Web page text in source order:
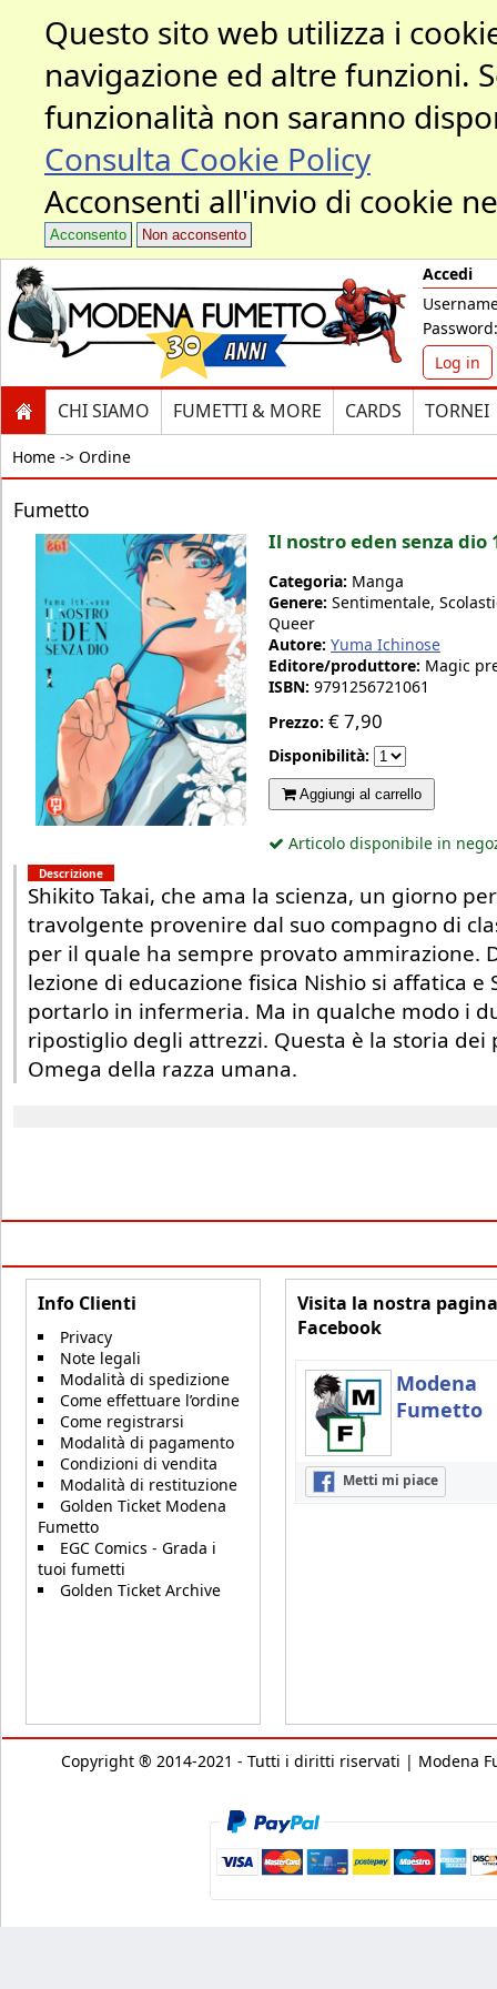
Questo sito web utilizza i
navigazione ed altre funzioni.
funzionalità non saranno
Consulta Cookie Policy
Acconsenti all'invio di cookie
Acconsento Non acconsento
Accedi
Password:
Log in
CHI SIAMO FUMETTI & MORE CARDS TORNEI
Home -> Ordine
Fumetto
Il nostro eden senza dio
Categoria: Manga
Genere: Sentimentale,
Queer
Autore: Yuma Ichinose
Editore/produttore: Magic
ISBN: 9791256721061
Prezzo: €7,90
Disponibilità:
Aggiungi al carrello
Articolo disponibile in
Descrizione
Shikito Takai, che ama la scienza, un giorno
travolgente provenire dal suo compagno di
per il quale ha sempre provato ammirazione.
lezione di educazione fisica Nishio si affatica e
portarlo in infermeria. Ma in qualche modo i
ripostiglio degli attrezzi. Questa è la storia dei
Omega della razza umana.
Info Clienti
Privacy
Note legali
Modalità di spedizione
Come effettuare l’ordine
Come registrarsi
Modalità di pagamento
Condizioni di vendita
Modalità di restituzione
Golden Ticket Modena
Fumetto
EGC Comics - Grada i
tuoi fumetti
Golden Ticket Archive
Visita la nostra pagina
Facebook
Modena
Fumetto
Metti mi piace
Copyright ® 2014-2021 - Tutti i diritti riservati | Modena